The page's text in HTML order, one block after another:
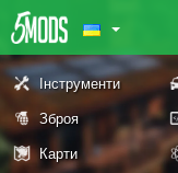
Інструменти
Зброя
Карти